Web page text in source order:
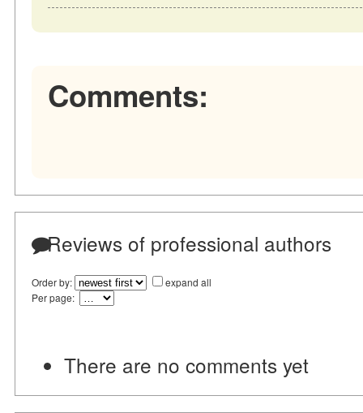
Comments:
Reviews of professional authors
Order by:
expand all
Per page:
There are no comments yet